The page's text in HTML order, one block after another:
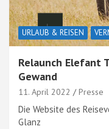
URLAUB & REISEN
Relaunch Elefant
Gewand
11. April 2022 Presse
Die Website des
Glanz